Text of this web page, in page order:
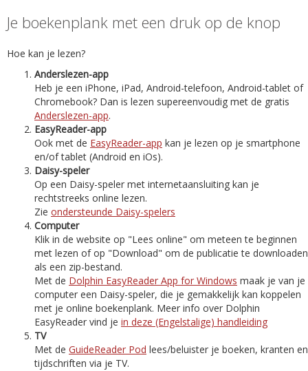
Je boekenplank met een druk op de knop
Hoe kan je lezen?
Anderslezen-app
Heb je een iPhone, iPad, Android-telefoon, Android-tablet of
Chromebook? Dan is lezen supereenvoudig met de gratis
Anderslezen-app.
EasyReader-app
Ook met de EasyReader-app kan je lezen op je smartphone
en/of tablet (Android en iOs).
Daisy-speler
Op een Daisy-speler met internetaansluiting kan je
rechtstreeks online lezen.
Zie ondersteunde Daisy-spelers
Computer
Klik in de website op "Lees online" om meteen te beginnen
met lezen of op "Download" om de publicatie te downloaden
als een zip-bestand.
Met de Dolphin EasyReader App for Windows maak je van je
computer een Daisy-speler, die je gemakkelijk kan koppelen
met je online boekenplank. Meer info over Dolphin
EasyReader vind je in deze (Engelstalige) handleiding
TV
Met de GuideReader Pod lees/beluister je boeken, kranten en
tijdschriften via je TV.